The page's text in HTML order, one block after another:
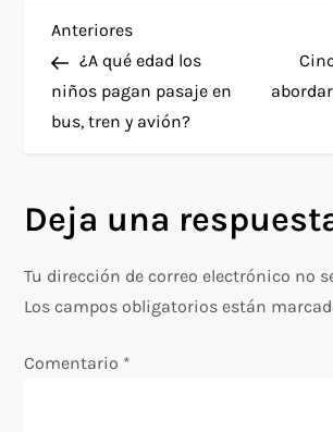
N
a
v
g
a
Entrada
anterior
Anteriores
¿A qué edad los
niños pagan pasaje en
bus, tren y avión?
Deja una
Tu dirección de correo electrónico no
Los campos obligatorios están
Comentario *